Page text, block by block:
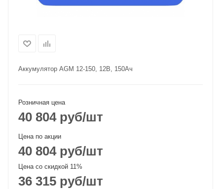
Аккумулятор AGM 12-150, 12В, 150Ач
Розничная цена
40 804руб/шт
Цена по акции
40 804руб/шт
Цена со скидкой 11%
36 315 руб/шт